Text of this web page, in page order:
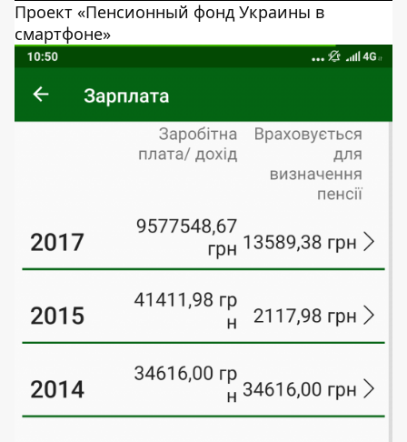
Проект «Пенсионный фонд Украины в
смартфоне»